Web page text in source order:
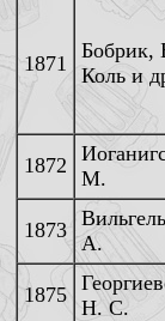
1871
Бобрик,
Коль и
1872
М.
1873
А.
1875
Н. С.